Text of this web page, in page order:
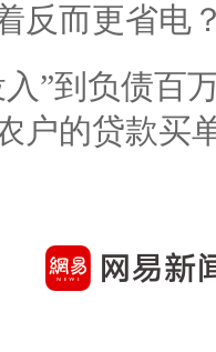
反而更省电
”到负债百
户的贷款买